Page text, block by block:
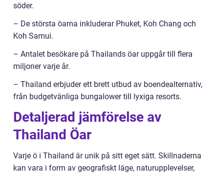
söder.
– De största öarna inkluderar Phuket, Koh Chang och
Koh Samui.
– Antalet besökare på Thailands öar uppgår till flera
miljoner varje år.
– Thailand erbjuder ett brett utbud av boendealternativ,
från budgetvänliga bungalower till lyxiga resorts.
Detaljerad jämförelse av
Thailand Öar
Varje ö i Thailand är unik på sitt eget sätt. Skillnaderna
kan vara i form av geografiskt läge, naturupplevelser,